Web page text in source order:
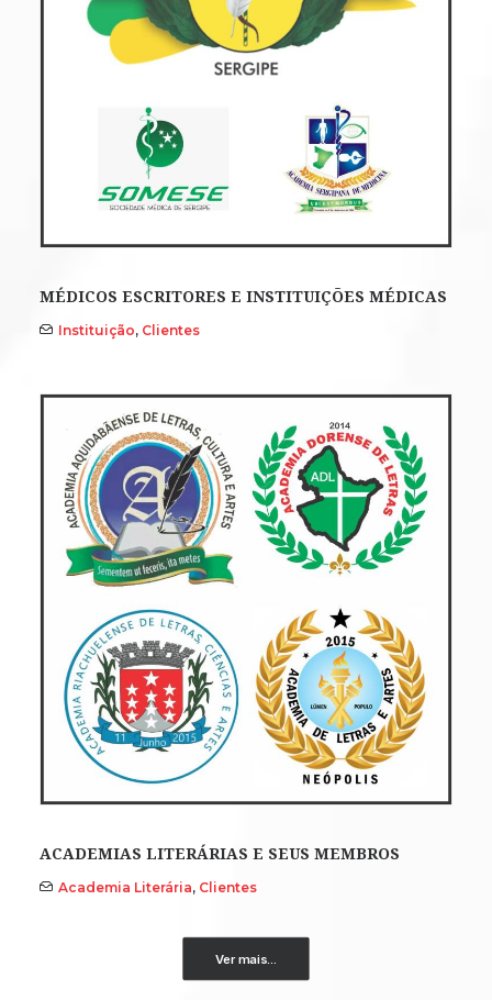
MÉDICOS ESCRITORES E INSTITUIÇÕES MÉDICAS
Instituição, Clientes
ACADEMIAS LITERÁRIAS E SEUS MEMBROS
Academia Literária, Clientes
Ver mais...